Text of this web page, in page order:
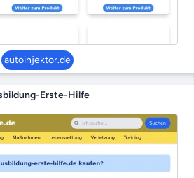
autoinjektor.de
Erste-Hilfe